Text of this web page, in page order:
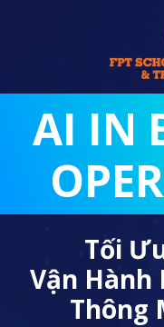
Tối
Vận Hành
Thông
AI IN